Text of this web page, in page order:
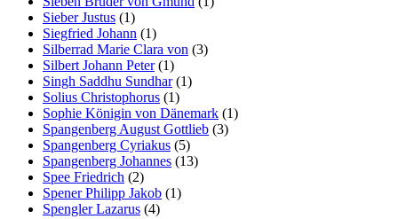
Sieber Justus (1)
Siegfried Johann (1)
Silberrad Marie Clara von (3)
Silbert Johann Peter(1)
Singh Saddhu Sundhar(1)
Solius Christophorus (1)
Sophie Königin von Dänemark (1)
Spangenberg August Gottlieb (3)
Spangenberg Cyriakus (5)
Spangenberg Johannes (13)
Spee Friedrich (2)
Spener Philipp Jakob (1)
Spengler Lazarus (4)